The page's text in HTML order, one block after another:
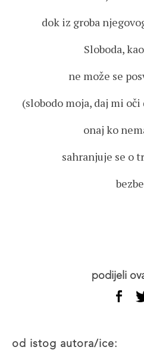
dok iz groba
Sloboda,
ne može se
(slobodo moja, daj mi
onaj ko
sahranjuje se o
podijeli
od istog autora/ice: